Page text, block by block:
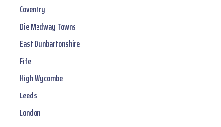
Coventry
Die Medway Towns
East Dunbartonshire
Fife
High Wycombe
Leeds
London